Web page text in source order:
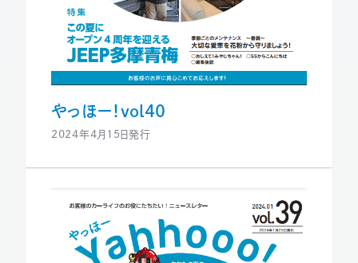
やっほー！vol40
2024年4月15日発行